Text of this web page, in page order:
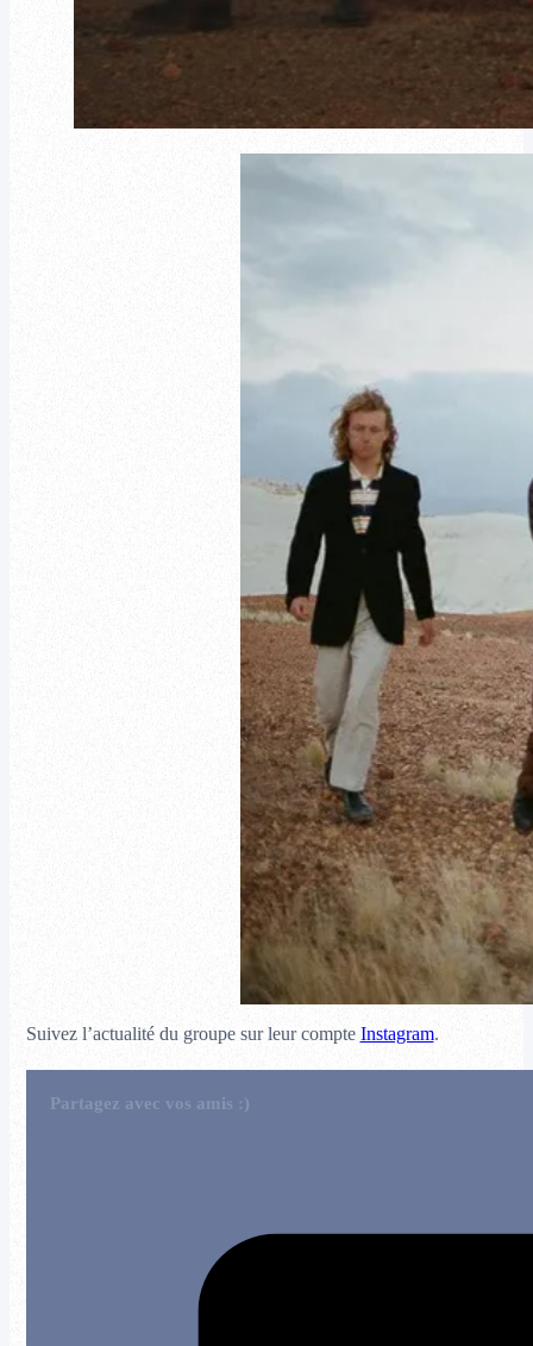
Suivez l’actualité du groupe sur leur compte Instagram.
Partagez avec vos amis :)